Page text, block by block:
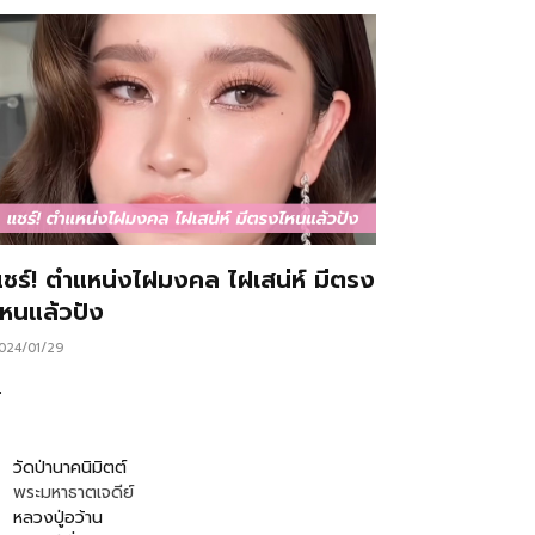
ร์! ตำแหน่งไฝมงคล ไฝเสน่ห์ มีตรง
นแล้วปัง
01/29
วัดป่านาคนิมิตต์
พระมหาธาตเจดีย์
หลวงปู่อว้าน